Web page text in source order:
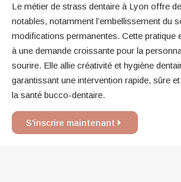
Le métier de strass dentaire à Lyon offre
notables, notamment l’embellissement du
modifications permanentes. Cette pratique
à une demande croissante pour la
sourire. Elle allie créativité et hygiène
garantissant une intervention rapide, sûre
la santé bucco-dentaire.
S'inscrire maintenant